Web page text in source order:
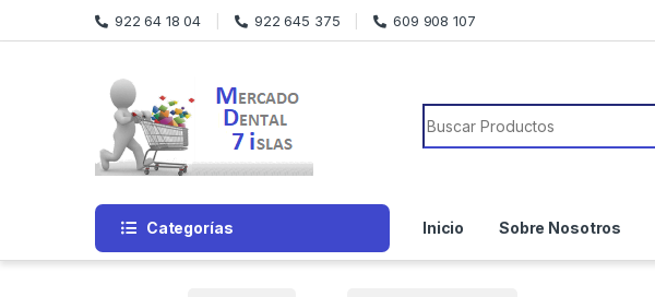
Skip to navigation
Skip to content 922 64 18 04 922 645 375 609 908 107
Search for:
Categorías Inicio Sobre Nosotros